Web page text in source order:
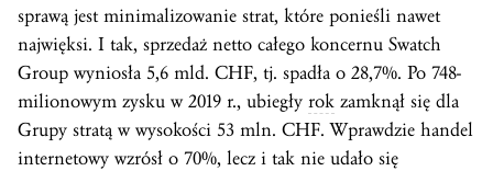
sprawą jest minimalizowanie strat, które ponieśli nawet
najwięksi. I tak, sprzedaż netto całego koncernu Swatch
Group wyniosła 5,6 mld. CHF, tj. spadła o 28,7%. Po 748-
milionowym zysku w 2019 r., ubiegły rok zamknął się dla
Grupy stratą w wysokości 53 mln. CHF. Wprawdzie handel
internetowy wzrósł o 70%, lecz i tak nie udało się